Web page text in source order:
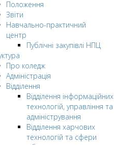
Положення
Звіти
Навчально-практичний
центр
Публічні закупівлі НПЦ
Про коледж
Адміністрація
Відділення
Відділення інформаційних
технологій, управління та
адміністрування
Відділення харчових
технологій та сфери